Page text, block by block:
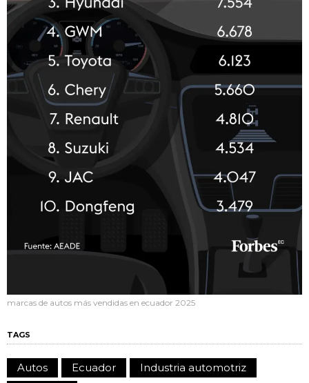
marcas de autos más vendidas en ecuador 2025
TAGS
Autos Ecuador
Industria automotriz